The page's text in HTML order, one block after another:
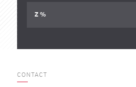
Z %
CONTACT